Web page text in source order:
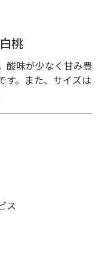
桃
酸味が少なく甘み豊
す。また、サイズは
ス